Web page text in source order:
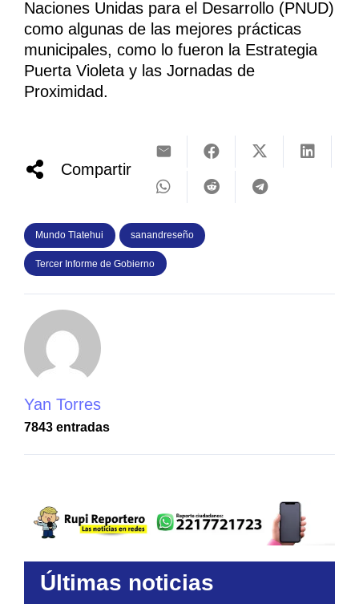
Naciones Unidas para el Desarrollo (PNUD)
como algunas de las mejores prácticas
municipales, como lo fueron la Estrategia
Puerta Violeta y las Jornadas de
Proximidad.
Compartir
Mundo Tlatehui sanandreseño
Tercer Informe de Gobierno
Yan Torres
7843 entradas
Últimas noticias